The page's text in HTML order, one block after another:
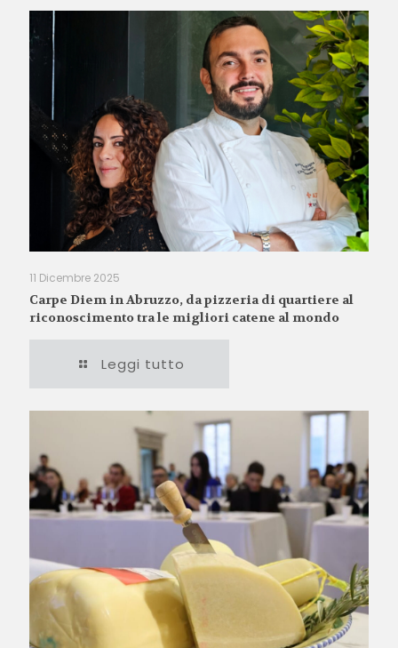
11 Dicembre 2025
Carpe Diem in Abruzzo, da pizzeria di quartiere al
riconoscimento tra le migliori catene al mondo
Leggi tutto